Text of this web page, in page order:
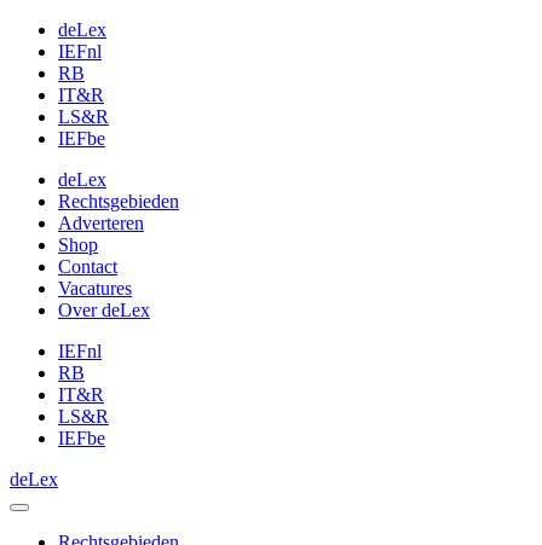
deLex
IEFnl
RB
IT&R
LS&R
IEFbe
deLex
Rechtsgebieden
Adverteren
Shop
Contact
Vacatures
Over deLex
IEFnl
RB
IT&R
LS&R
IEFbe
deLex